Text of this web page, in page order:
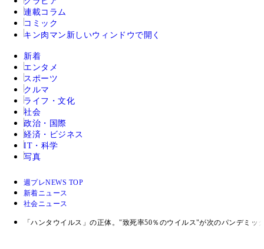
連載コラム
コミック
キン肉マン 新しいウィンドウで開く
新着
エンタメ
スポーツ
クルマ
ライフ・文化
社会
政治・国際
経済・ビジネス
IT・科学
写真
週プレNEWS TOP
新着ニュース
社会ニュース
「ハンタウイルス」の正体。"致死率50％のウイルス"が次のパンデミッ